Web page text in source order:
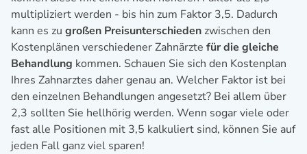
multipliziert werden - bis hin zum Faktor 3,5. Dadurch
kann es zu großen Preisunterschieden zwischen den
Kostenplänen verschiedener Zahnärzte für die gleiche
Behandlung kommen. Schauen Sie sich den Kostenplan
Ihres Zahnarztes daher genau an. Welcher Faktor ist bei
den einzelnen Behandlungen angesetzt? Bei allem über
2,3 sollten Sie hellhörig werden. Wenn sogar viele oder
fast alle Positionen mit 3,5 kalkuliert sind, können Sie auf
jeden Fall ganz viel sparen!